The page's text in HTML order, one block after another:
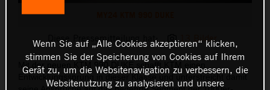
Diese Pressemitteilung hat: 13 Bilder
Mit der neuen KTM 990 DUKE schafft KTM einen
Entwicklungssprung in dieser Klasse und unterstreicht damit
Wenn Sie auf „Alle Cookies akzeptieren“ klicken,
stimmen Sie der Speicherung von Cookies auf Ihrem
Gerät zu, um die Websitenavigation zu verbessern, die
Websitenutzung zu analysieren und unsere